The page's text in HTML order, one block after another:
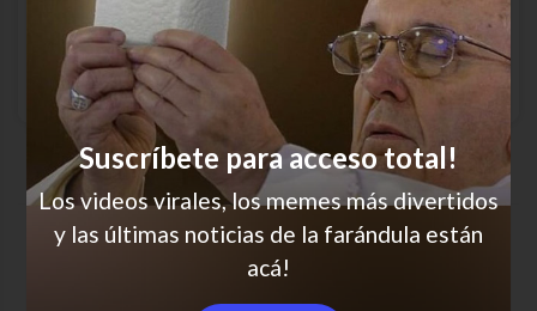
Chocolate o muerte
Suscríbete para acceso total!
Los videos virales, los memes más divertidos
y las últimas noticias de la farándula están
acá!